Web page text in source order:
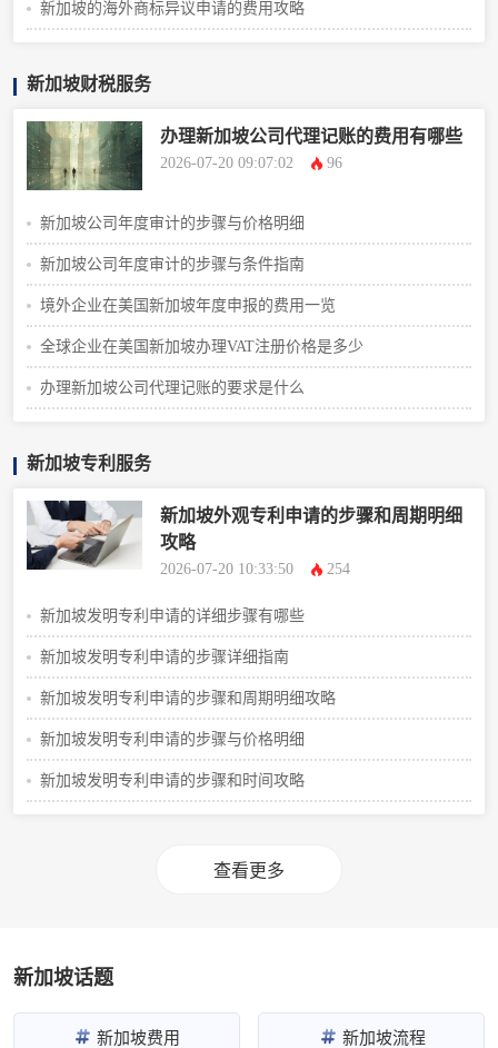
新加坡的海外商标异议申请的费用攻略
新加坡财税服务
办理新加坡公司代理记账的费用有哪些
2026-07-20 09:07:02 96
新加坡公司年度审计的步骤与价格明细
新加坡公司年度审计的步骤与条件指南
境外企业在美国新加坡年度申报的费用一览
全球企业在美国新加坡办理VAT注册价格是多少
办理新加坡公司代理记账的要求是什么
新加坡专利服务
新加坡外观专利申请的步骤和周期明细
攻略
2026-07-20 10:33:50 254
新加坡发明专利申请的详细步骤有哪些
新加坡发明专利申请的步骤详细指南
新加坡发明专利申请的步骤和周期明细攻略
新加坡发明专利申请的步骤与价格明细
新加坡发明专利申请的步骤和时间攻略
查看更多
新加坡话题
新加坡费用 新加坡流程